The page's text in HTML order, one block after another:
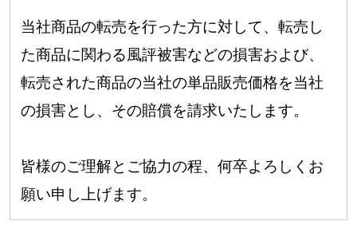
当社商品の転売を行った方に対して、転売し
た商品に関わる風評被害などの損害および、
転売された商品の当社の単品販売価格を当社
の損害とし、その賠償を請求いたします。
皆様のご理解とご協力の程、何卒よろしくお
願い申し上げます。